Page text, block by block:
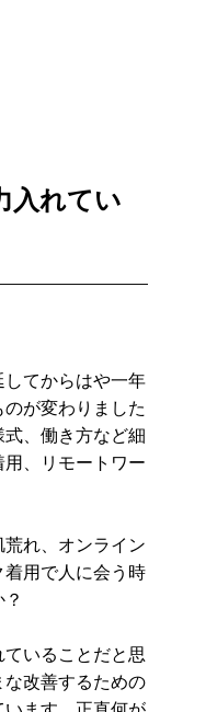
入れてい
てからはや一年
が変わりました
、働き方など細
、リモートワー
れ、オンライン
用で人に会う時
いることだと思
改善するための